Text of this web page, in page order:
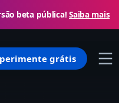
beta pública!Saiba mais
grátis